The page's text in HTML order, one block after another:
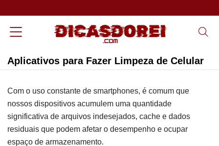
Aplicativos para Fazer Limpeza de Celular
Com o uso constante de smartphones, é comum que
nossos dispositivos acumulem uma quantidade
significativa de arquivos indesejados, cache e dados
residuais que podem afetar o desempenho e ocupar
espaço de armazenamento.